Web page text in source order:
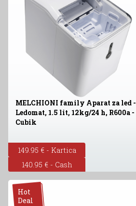
MELCHIONI family Aparat za led -
Ledomat, 1.5 lit, 12kg/24 h, R600a -
Cubik
149.95 € - Kartica
140.95 € - Cash
Hot
Deal